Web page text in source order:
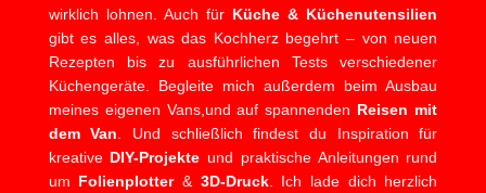
wirklich lohnen. Auch für Küche & Küchenutensilien
gibt es alles, was das Kochherz begehrt – von neuen
Rezepten bis zu ausführlichen Tests verschiedener
Küchengeräte. Begleite mich außerdem beim Ausbau
meines eigenen Vans,und auf spannenden Reisen mit
dem Van . Und schließlich findest du Inspiration für
kreative DIY-Projekte und praktische Anleitungen rund
um Folienplotter& 3D-Druck. Ich lade dich herzlich